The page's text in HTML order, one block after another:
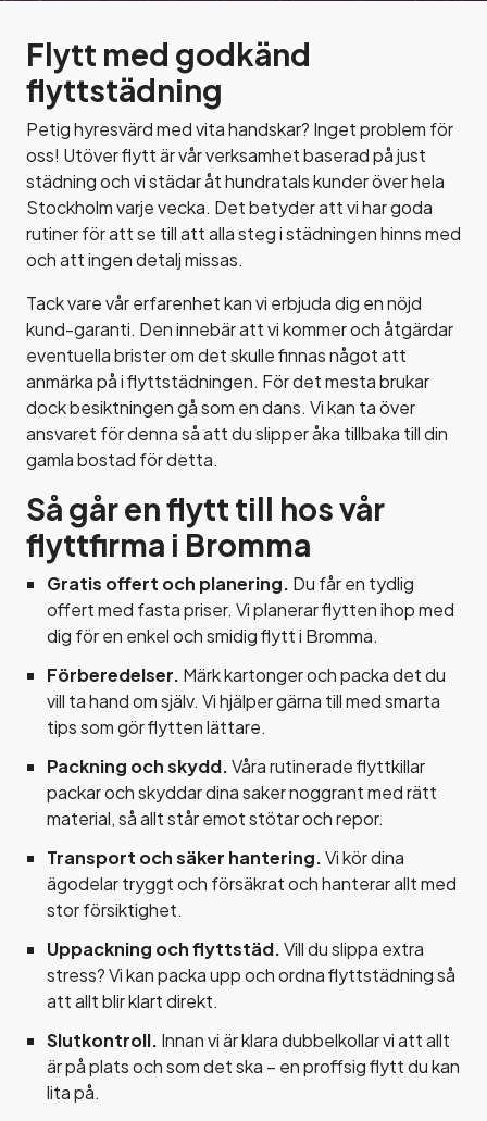
Flytt med godkänd
flyttstädning
Petig hyresvärd med vita handskar? Inget problem för
oss! Utöver flytt är vår verksamhet baserad på just
städning och vi städar åt hundratals kunder över hela
Stockholm varje vecka. Det betyder att vi har goda
rutiner för att se till att alla steg i städningen hinns med
och att ingen detalj missas.
Tack vare vår erfarenhet kan vi erbjuda dig en nöjd
kund-garanti. Den innebär att vi kommer och åtgärdar
eventuella brister om det skulle finnas något att
anmärka på i flyttstädningen. För det mesta brukar
dock besiktningen gå som en dans. Vi kan ta över
ansvaret för denna så att du slipper åka tillbaka till din
gamla bostad för detta.
Så går en flytt till hos vår
flyttfirma i Bromma
Gratis offert och planering. Du får en tydlig
offert med fasta priser. Vi planerar flytten ihop med
dig för en enkel och smidig flytt i Bromma.
Förberedelser. Märk kartonger och packa det du
vill ta hand om själv. Vi hjälper gärna till med smarta
tips som gör flytten lättare.
Packning och skydd.Våra rutinerade flyttkillar
packar och skyddar dina saker noggrant med rätt
material, så allt står emot stötar och repor.
Transport och säker hantering.Vi kör dina
ägodelar tryggt och försäkrat och hanterar allt med
stor försiktighet.
Uppackning och flyttstäd.Vill du slippa extra
stress? Vi kan packa upp och ordna flyttstädning så
att allt blir klart direkt.
Slutkontroll. Innan vi är klara dubbelkollar vi att allt
är på plats och som det ska – en proffsig flytt du kan
lita på.